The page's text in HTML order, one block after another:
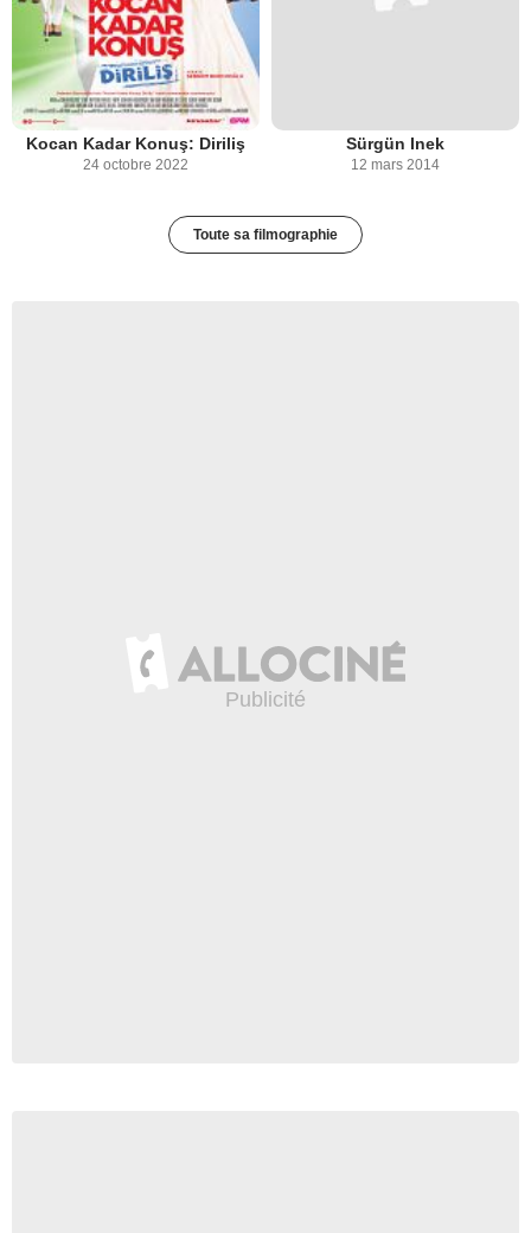
Kocan Kadar Konuş: Diriliş
24 octobre 2022
Sürgün Inek
12 mars 2014
Toute sa filmographie